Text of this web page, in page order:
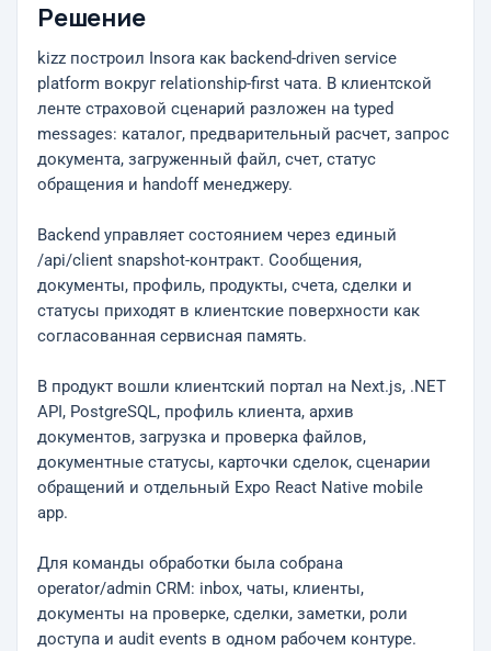
Решение
kizz построил Insora как backend-driven service
platform вокруг relationship-first чата. В клиентской
ленте страховой сценарий разложен на typed
messages: каталог, предварительный расчет, запрос
документа, загруженный файл, счет, статус
обращения и handoff менеджеру.
Backend управляет состоянием через единый
/api/client snapshot-контракт. Сообщения,
документы, профиль, продукты, счета, сделки и
статусы приходят в клиентские поверхности как
согласованная сервисная память.
В продукт вошли клиентский портал на Next.js, .NET
API, PostgreSQL, профиль клиента, архив
документов, загрузка и проверка файлов,
документные статусы, карточки сделок, сценарии
обращений и отдельный Expo React Native mobile
app.
Для команды обработки была собрана
operator/admin CRM: inbox, чаты, клиенты,
документы на проверке, сделки, заметки, роли
доступа и audit events в одном рабочем контуре.